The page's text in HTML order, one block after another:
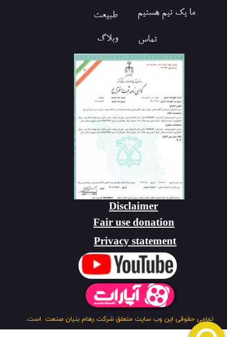
تمامی حقوقی این وب سایت متعلق شرکت رهام بنیان صنعت است.
ما یک تیم هستیم
تماس وبلاگ
طبیعت
Fair use donation
Disclaimer
Privacy statement